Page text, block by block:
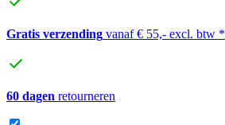
Gratis verzending vanaf € 55,- excl. btw *
60 dagen retourneren